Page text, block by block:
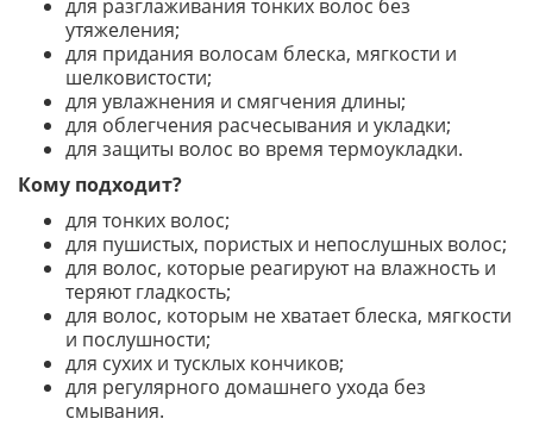
для разглаживания тонких волос без
утяжеления;
для придания волосам блеска, мягкости и
шелковистости;
для увлажнения и смягчения длины;
для облегчения расчесывания и укладки;
для защиты волос во время термоукладки.
Кому подходит?
для тонких волос;
для пушистых, пористых и непослушных волос;
для волос, которые реагируют на влажность и
теряют гладкость;
для волос, которым не хватает блеска, мягкости
и послушности;
для сухих и тусклых кончиков;
для регулярного домашнего ухода без
смывания.